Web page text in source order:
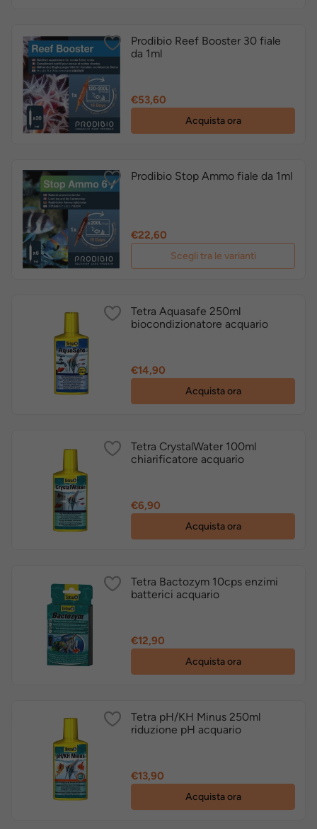
Prodibio Reef Booster 30 fiale
da 1ml
Prezzo
€53,60
Acquista ora
Prodibio Stop Ammo fiale da 1ml
Prezzo
€22,60
Scegli tra le varianti
Tetra Aquasafe 250ml
biocondizionatore acquario
Prezzo
€14,90
Acquista ora
Tetra CrystalWater 100ml
chiarificatore acquario
Prezzo
€6,90
Acquista ora
Tetra Bactozym 10cps enzimi
batterici acquario
Prezzo
€12,90
Acquista ora
Tetra pH/KH Minus 250ml
riduzione pH acquario
Prezzo
€13,90
Acquista ora